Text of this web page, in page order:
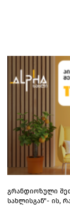
გრანდიოზული
სახლისგან"- ის,